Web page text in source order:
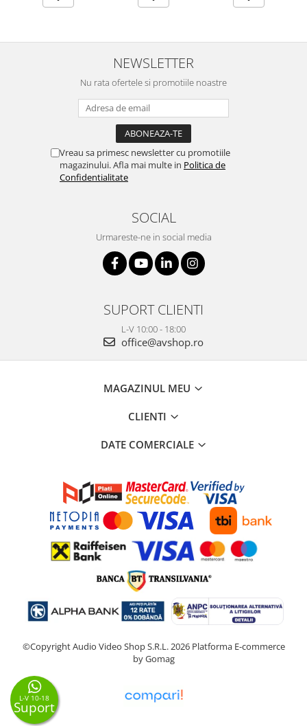
NEWSLETTER
Nu rata ofertele si promotiile noastre
Vreau sa primesc newsletter cu promotiile
magazinului. Afla mai multe in Politica de
Confidentialitate
SOCIAL
Urmareste-ne in social media
SUPORT CLIENTI
L-V 10:00 - 18:00
office@avshop.ro
MAGAZINUL MEU
CLIENTI
DATE COMERCIALE
©Copyright Audio Video Shop S.R.L. 2026 Platforma E-commerce
by Gomag
L-V 10-18
Suport